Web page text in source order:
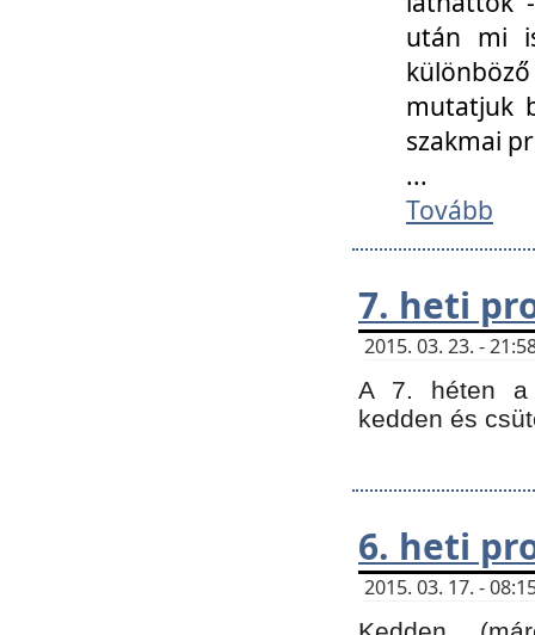
után mi
mutatjuk
szakmai
...
Tovább
7. heti
2015. 03. 23. -
A 7. héten a
kedden és
6. heti
2015. 03. 17. -